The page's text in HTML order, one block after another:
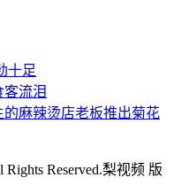
十足
客流泪
麻辣烫店老板推出菊花
Reserved.梨视频 版